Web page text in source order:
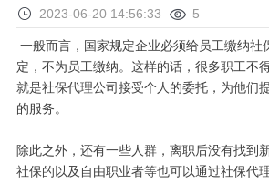
2023-06-20 14:56:33 5
一般而言，国家规定企业必须给员工缴纳社
定，不为员工缴纳。这样的话，很多职工不
就是社保代理公司接受个人的委托，为他们
的服务。
除此之外，还有一些人群，离职后没有找到
社保的以及自由职业者等也可以通过社保代